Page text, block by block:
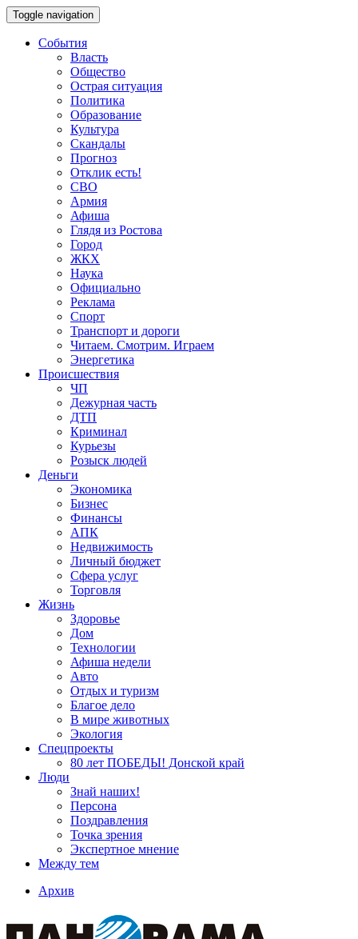
Toggle navigation
События
Власть
Общество
Острая ситуация
Политика
Образование
Культура
Скандалы
Прогноз
Отклик есть!
СВО
Армия
Афиша
Глядя из Ростова
Город
ЖКХ
Наука
Официально
Реклама
Спорт
Транспорт и дороги
Читаем. Смотрим. Играем
Энергетика
Происшествия
ЧП
Дежурная часть
ДТП
Криминал
Курьезы
Розыск людей
Деньги
Экономика
Бизнес
Финансы
АПК
Недвижимость
Личный бюджет
Сфера услуг
Торговля
Жизнь
Здоровье
Дом
Технологии
Афиша недели
Авто
Отдых и туризм
Благое дело
В мире животных
Экология
Спецпроекты
80 лет ПОБЕДЫ! Донской край
Люди
Знай наших!
Персона
Поздравления
Точка зрения
Экспертное мнение
Между тем
Архив